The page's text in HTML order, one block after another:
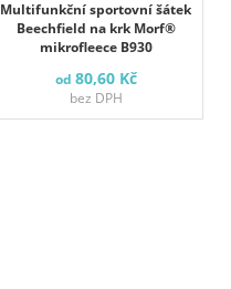
Multifunkční sportovní šátek
Beechfield na krk Morf®
mikrofleece B930
od 80,60 Kč
bez DPH